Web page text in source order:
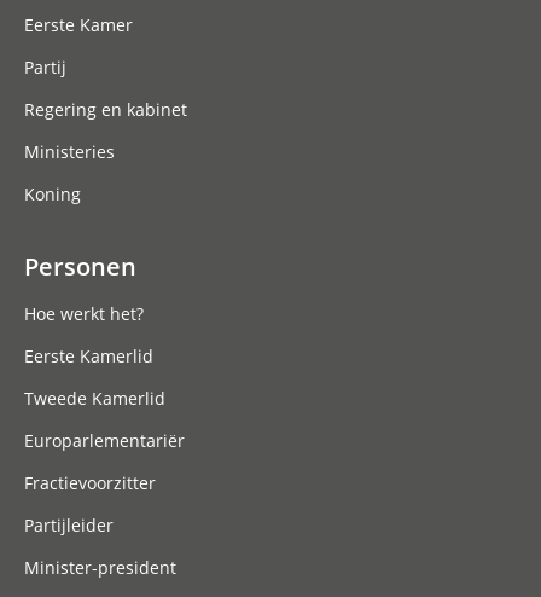
Eerste Kamer
Partij
Regering en kabinet
Ministeries
Koning
Personen
Hoe werkt het?
Eerste Kamerlid
Tweede Kamerlid
Europarlementariër
Fractievoorzitter
Partijleider
Minister-president